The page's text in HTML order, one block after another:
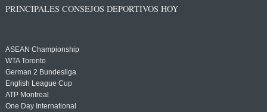
PRINCIPALES CONSEJOS DEPORTIVOS HOY
ASEAN Championship
WTA Toronto
German 2 Bundesliga
English League Cup
ATP Montreal
One Day International